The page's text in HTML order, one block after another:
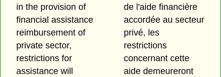
in the provision of
financial assistance
reimbursement of
private sector,
restrictions for
assistance will
de l'aide financière
accordée au secteur
privé, les
restrictions
concernant cette
aide demeureront